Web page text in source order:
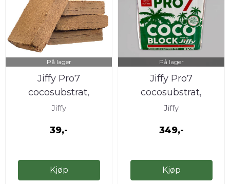
På lager
Jiffy Pro7
cocosubstrat,
0.7kg/8L
Jiffy
39,-
Kjøp
På lager
Jiffy Pro7
cocosubstrat,
5kg/70L
Jiffy
349,-
Kjøp